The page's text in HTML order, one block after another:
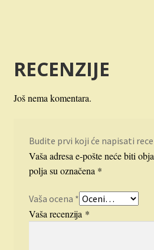
RECENZIJE
Još nema komentara.
Budite prvi koji će napisati
Vaša adresa e-pošte neće biti
polja su označena *
Vaša ocena *
Vaša recenzija *